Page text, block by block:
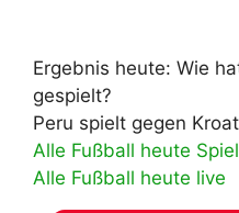
Ergebnis heute: Wie
gespielt?
Peru spielt gegen
Alle Fußball heute
Alle Fußball heute live